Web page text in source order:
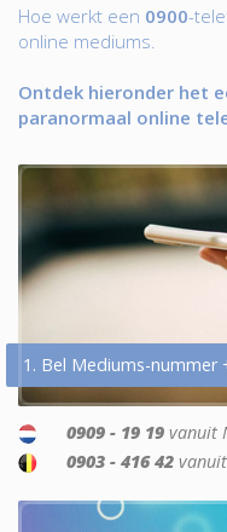
Hoe werkt een 0900-
online mediums.
Ontdek hieronder het
paranormaal online
1. Bel Mediums-nummer
0909 - 19 19 vanuit
0903 - 416 42